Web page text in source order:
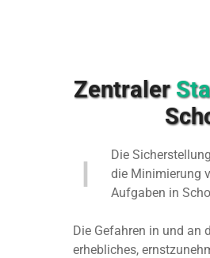
Zentraler
Die
die Minimierung
Aufgaben in
Die Gefahren in und an
erhebliches,